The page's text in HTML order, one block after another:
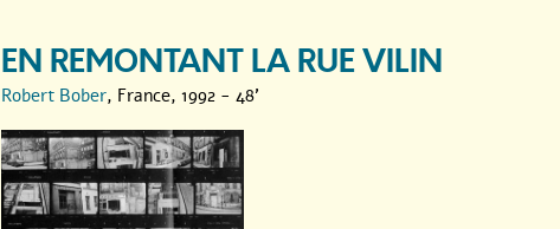
EN REMONTANT LA RUE VILIN
Robert Bober, France, 1992 - 48'